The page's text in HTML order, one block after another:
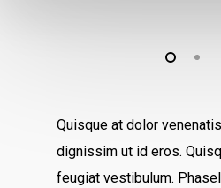
Quisque at dolor
dignissim ut id eros.
feugiat vestibulum.